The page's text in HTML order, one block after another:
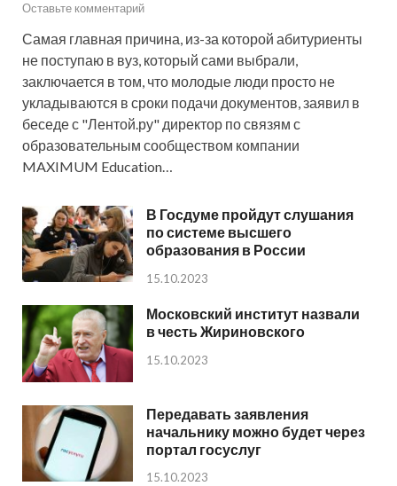
Оставьте комментарий
Самая главная причина, из-за которой абитуриенты
не поступаю в вуз, который сами выбрали,
заключается в том, что молодые люди просто не
укладываются в сроки подачи документов, заявил в
беседе с "Лентой.ру" директор по связям с
образовательным сообществом компании
MAXIMUM Education…
В Госдуме пройдут слушания
по системе высшего
образования в России
15.10.2023
Московский институт назвали
в честь Жириновского
15.10.2023
Передавать заявления
начальнику можно будет через
портал госуслуг
15.10.2023